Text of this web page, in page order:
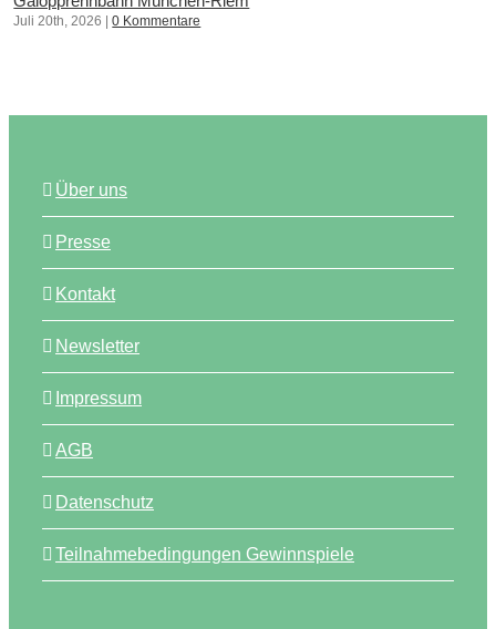
Juli 20th, 2026 0 Kommentare
Über uns
Presse
Kontakt
Newsletter
Impressum
AGB
Datenschutz
Teilnahmebedingungen Gewinnspiele